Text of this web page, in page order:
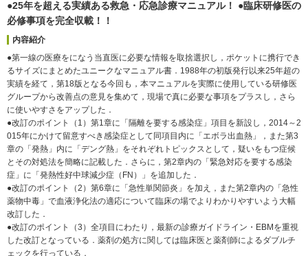
●25年を超える実績ある救急・応急診療マニュアル！ ●臨床研修医の
必修事項を完全収載！！
内容紹介
●第一線の医療をになう当直医に必要な情報を取捨選択し，ポケットに携行でき
るサイズにまとめたユニークなマニュアル書．1988年の初版発行以来25年超の
実績を経て，第18版となる今回も，本マニュアルを実際に使用している研修医
グループから改善点の意見を集めて，現場で真に必要な事項をプラスし，さら
に使いやすさをアップした．
●改訂のポイント（1）第1章に「隔離を要する感染症」項目を新設し，2014～2
015年にかけて留意すべき感染症として同項目内に「エボラ出血熱」，また第3
章の「発熱」内に「デング熱」をそれぞれトピックスとして，疑いをもつ症候
とその対処法を簡略に記載した．さらに，第2章内の「緊急対応を要する感染
症」に「発熱性好中球減少症（FN）」を追加した．
●改訂のポイント（2）第6章に「急性単関節炎」を加え，また第2章内の「急性
薬物中毒」で血液浄化法の適応について臨床の場でよりわかりやすいよう大幅
改訂した．
●改訂のポイント（3）全項目にわたり，最新の診療ガイドライン・EBMを重視
した改訂となっている．薬剤の処方に関しては臨床医と薬剤師によるダブルチ
ェックを行っている．